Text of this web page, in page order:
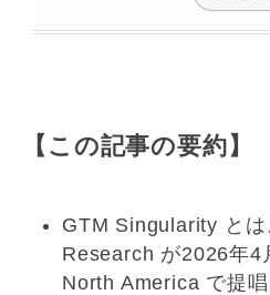
【この記事の要約】
GTM Singularity と
Research が2026年4
North America で提